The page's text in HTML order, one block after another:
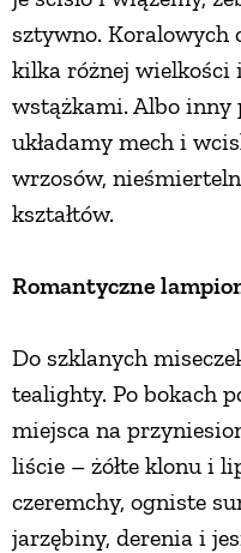
sztywno. Koralowych
kilka różnej wielkości
wstążkami. Albo inny
układamy mech i
wrzosów,
kształtów.
Romantyczne
Do szklanych
tealighty. Po bokach
miejsca na
liście – żółte klonu i
czeremchy, ogniste
jarzębiny, derenia i